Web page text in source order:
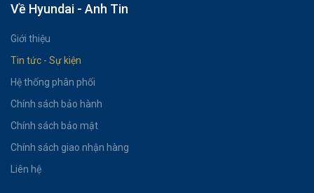
Về Hyundai - Anh Tin
Giới thiệu
Tin tức - Sự kiện
Hệ thống phân phối
Chính sách bảo hành
Chính sách bảo mật
Chính sách giao nhận hàng
Liên hệ